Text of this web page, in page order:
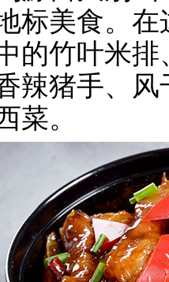
标美食。
的竹叶米
辣猪手、
菜。